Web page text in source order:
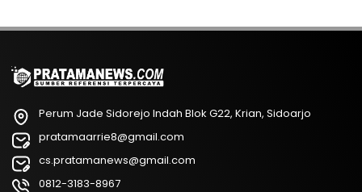
Perum Jade Sidorejo Indah Blok G22, Krian, Sidoarjo
pratamaarrie8@gmail.com
cs.pratamanews@gmail.com
0812-3183-8967